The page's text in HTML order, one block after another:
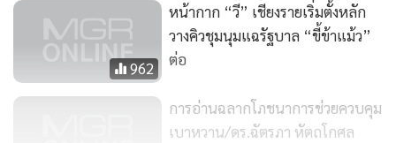
มีเอกลักษณ์อยู่ตรงที่อาหารจานนี้จะต้องใช้
กระทะแบนเล็กๆ มีหูสองข้างเป็นภาชนะ และการทำไข่กระทะก็
คือการทอดไข่ดาวลงในกระทะ แล้วก็โรยหน้าด้วยหมูยอ กุนเชียง
หมูสับ หรือจะใส่เครื่องเคราอย่างอื่นอีกมากมายตามแต่จะเลือก
962
หน้ากาก “วี” เชียงรายเริ่มตั้งหลัก
วางคิวชุมนุมแฉรัฐบาล “ขี้ข้าแม้ว”
ต่อ
การอ่านฉลากโภชนาการช่วยควบคุม
เบาหวาน/ดร.ฉัตรภา หัตถโกศล